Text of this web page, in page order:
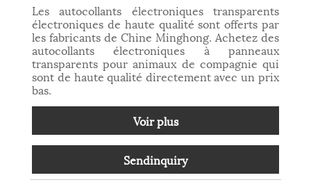
Les autocollants électroniques transparents
électroniques de haute qualité sont offerts par
les fabricants de Chine Minghong. Achetez des
autocollants électroniques à panneaux
transparents pour animaux de compagnie qui
sont de haute qualité directement avec un prix
bas.
Voir plus
Sendinquiry